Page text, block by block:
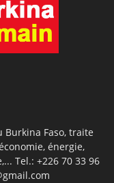
Faso, traite
énergie,
Tel.: +226 70 33 96